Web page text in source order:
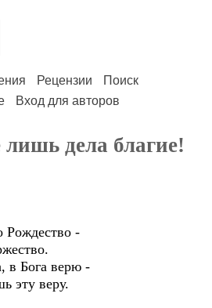
Рецензии
Поиск
Вход для авторов
дела благие!
Рождество -
в Бога верю -
эту веру.